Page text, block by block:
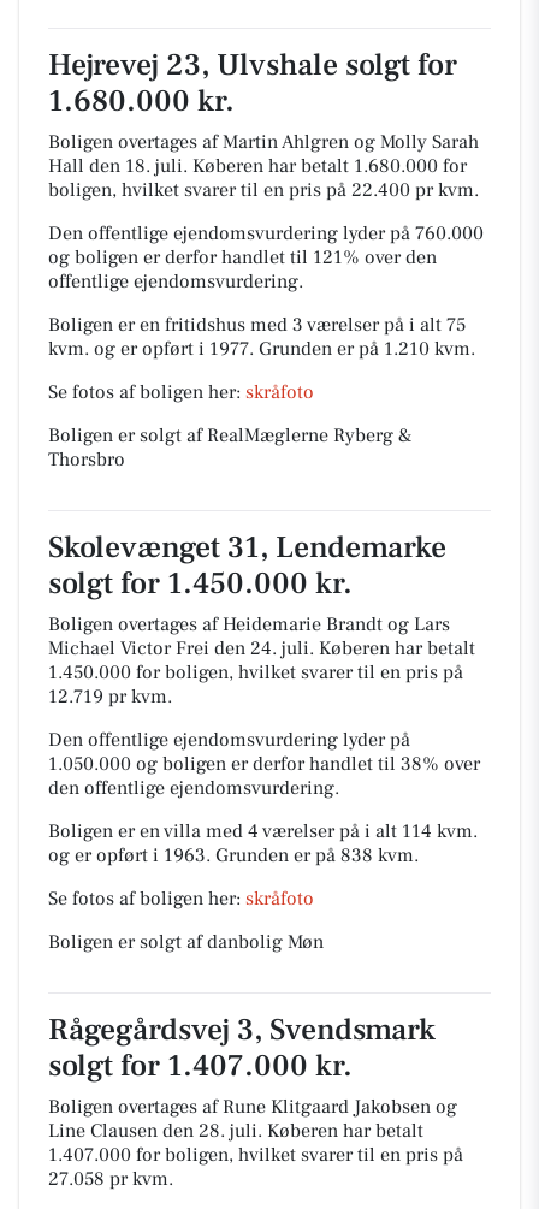
Hejrevej 23, Ulvshale solgt for
1.680.000 kr.
Boligen overtages af Martin Ahlgren og Molly Sarah
Hall den 18. juli. Køberen har betalt 1.680.000 for
boligen, hvilket svarer til en pris på 22.400 pr kvm.
Den offentlige ejendomsvurdering lyder på 760.000
og boligen er derfor handlet til 121% over den
offentlige ejendomsvurdering.
Boligen er en fritidshus med 3 værelser på i alt 75
kvm. og er opført i 1977. Grunden er på 1.210 kvm.
Se fotos af boligen her: skråfoto
Boligen er solgt af RealMæglerne Ryberg &
Thorsbro
Skolevænget 31, Lendemarke
solgt for 1.450.000 kr.
Boligen overtages af Heidemarie Brandt og Lars
Michael Victor Frei den 24. juli. Køberen har betalt
1.450.000 for boligen, hvilket svarer til en pris på
12.719 pr kvm.
Den offentlige ejendomsvurdering lyder på
1.050.000 og boligen er derfor handlet til 38% over
den offentlige ejendomsvurdering.
Boligen er en villa med 4 værelser på i alt 114 kvm.
og er opført i 1963. Grunden er på 838 kvm.
Se fotos af boligen her: skråfoto
Boligen er solgt af danbolig Møn
Rågegårdsvej 3, Svendsmark
solgt for 1.407.000 kr.
Boligen overtages af Rune Klitgaard Jakobsen og
Line Clausen den 28. juli. Køberen har betalt
1.407.000 for boligen, hvilket svarer til en pris på
27.058 pr kvm.